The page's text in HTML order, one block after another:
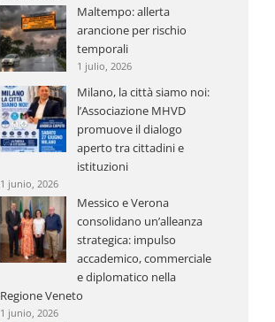
Maltempo: allerta
arancione per rischio
temporali
1 julio, 2026
Milano, la città siamo noi:
l’Associazione MHVD
promuove il dialogo
aperto tra cittadini e
istituzioni
1 junio, 2026
Messico e Verona
consolidano un’alleanza
strategica: impulso
accademico, commerciale
e diplomatico nella
Regione Veneto
1 junio, 2026